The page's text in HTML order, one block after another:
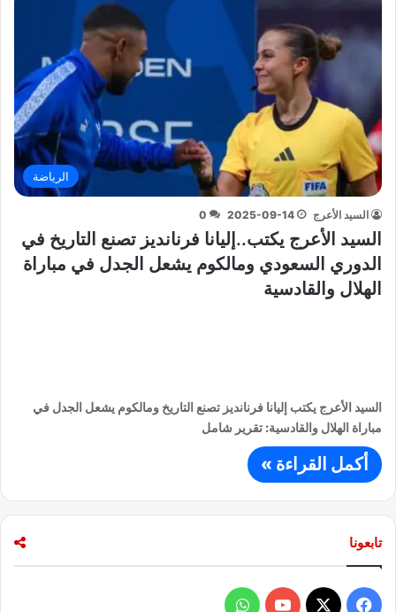
الرياضة
السيد الأعرج 2025-09-14
0
السيد الأعرج يكتب..إليانا فرنانديز تصنع التاريخ في
الدوري السعودي ومالكوم يشعل الجدل في مباراة
الهلال والقادسية
السيد الأعرج يكتب إليانا فرنانديز تصنع التاريخ ومالكوم يشعل الجدل في
مباراة الهلال والقادسية: تقرير شامل
أكمل القراءة »
تابعونا